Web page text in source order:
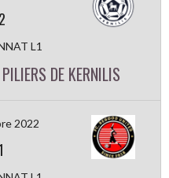
2
L1
DE KERNILIS
2022